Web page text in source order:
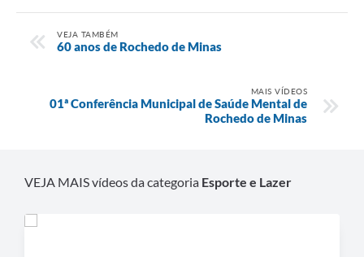
VEJA TAMBÉM
60 anos de Rochedo de Minas
MAIS VÍDEOS
01ª Conferência Municipal de Saúde Mental de
Rochedo de Minas
VEJA MAIS vídeos da categoria Esporte e Lazer